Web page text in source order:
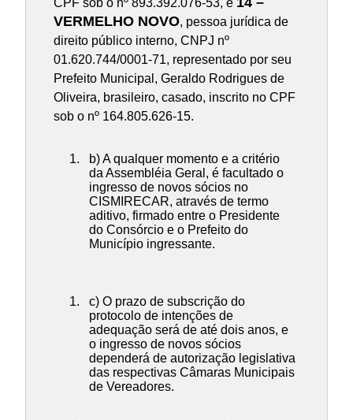
VERMELHO NOVO, pessoa jurídica de
direito público interno, CNPJ nº
01.620.744/0001-71, representado por seu
Prefeito Municipal, Geraldo Rodrigues de
Oliveira, brasileiro, casado, inscrito no CPF
sob o nº 164.805.626-15.
b) A qualquer momento e a critério
da Assembléia Geral, é facultado o
ingresso de novos sócios no
CISMIRECAR, através de termo
aditivo, firmado entre o Presidente
do Consórcio e o Prefeito do
Município ingressante.
c) O prazo de subscrição do
protocolo de intenções de
adequação será de até dois anos, e
o ingresso de novos sócios
dependerá de autorização legislativa
das respectivas Câmaras Municipais
de Vereadores.